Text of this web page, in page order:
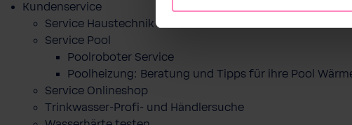
Kundenservice
Service Haustechnik
Service Pool
Poolroboter Service
Poolheizung: Beratung und Tipps für ihre Pool
Service Onlineshop
Trinkwasser-Profi- und Händlersuche